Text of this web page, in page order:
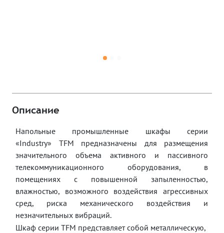
Описание
Напольные промышленные шкафы серии
«Industry» TFM
предназначены для размещения
значительного объема активного и пассивного
телекоммуникационного оборудования, в
помещениях с повышенной запыленностью,
влажностью, возможного воздействия агрессивных
сред, риска механического воздействия и
незначительных вибраций.
Шкаф серииTFM представляет собой металлическую,